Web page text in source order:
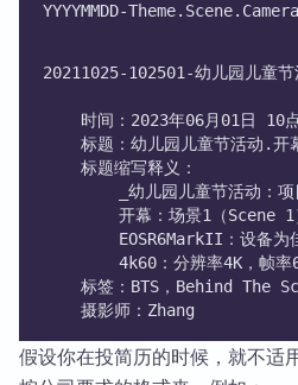
YYYYMMDD-
20211025-102501-幼儿园儿童
时间：2023年06月01日 10
标题：幼儿园儿童节活动.
    标题缩写释义：
_幼儿园儿童节活动：
开幕：场景1（Scene 1
EOSR6MarkII：设备为
4k60：分辨率4K，帧率
标签：BTS，Behind The
    摄影师：Zhang
假设你在投简历的时候，就不适